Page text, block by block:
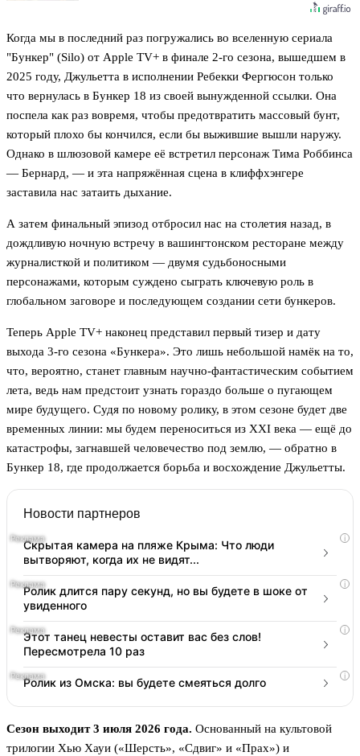
Когда мы в последний раз погружались во вселенную сериала
"Бункер" (Silo) от Apple TV+ в финале 2-го сезона, вышедшем в
2025 году, Джульетта в исполнении Ребекки Фергюсон только
что вернулась в Бункер 18 из своей вынужденной ссылки. Она
поспела как раз вовремя, чтобы предотвратить массовый бунт,
который плохо бы кончился, если бы выжившие вышли наружу.
Однако в шлюзовой камере её встретил персонаж Тима Роббинса
— Бернард, — и эта напряжённая сцена в клиффхэнгере
заставила нас затаить дыхание.
А затем финальный эпизод отбросил нас на столетия назад, в
дождливую ночную встречу в вашингтонском ресторане между
журналисткой и политиком — двумя судьбоносными
персонажами, которым суждено сыграть ключевую роль в
глобальном заговоре и последующем создании сети бункеров.
Теперь Apple TV+ наконец представил первый тизер и дату
выхода 3-го сезона «Бункера». Это лишь небольшой намёк на то,
что, вероятно, станет главным научно-фантастическим событием
лета, ведь нам предстоит узнать гораздо больше о пугающем
мире будущего. Судя по новому ролику, в этом сезоне будет две
временных линии: мы будем переноситься из XXI века — ещё до
катастрофы, загнавшей человечество под землю, — обратно в
Бункер 18, где продолжается борьба и восхождение Джульетты.
Новости партнеров
i
Скрытая камера на пляже Крыма: Что люди
вытворяют, когда их не видят...
i
Ролик длится пару секунд, но вы будете в шоке от
увиденного
i
Этот танец невесты оставит вас без слов!
Пересмотрела 10 раз
i
Ролик из Омска: вы будете смеяться долго
Сезон выходит 3 июля 2026 года. Основанный на культовой
трилогии Хью Хауи («Шерсть», «Сдвиг» и «Прах») и